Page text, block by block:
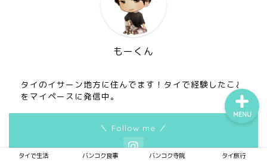
もーくん
タイのイサーン地方に住んでます！タイで経験したこと
をマイペースに発信中。
＼ Follow me ／
タイで生活 バンコク食事 バンコク寺院 タイ旅行
MENU